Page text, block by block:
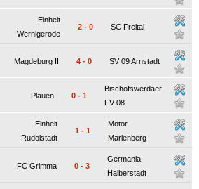
Einheit
Wernigerode
2 - 0 SC Freital
Magdeburg II 4 - 0 SV 09 Arnstadt
Plauen 0 - 1
Bischofswerdaer
FV 08
Einheit
Rudolstadt
1 - 1
Motor
Marienberg
FC Grimma 0 - 3
Germania
Halberstadt